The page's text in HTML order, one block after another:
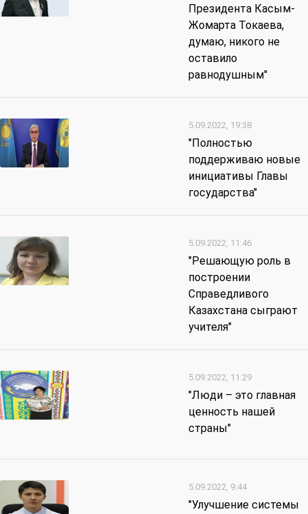
Президента Касым-
Жомарта Токаева,
думаю, никого не
оставило
равнодушным"
5.09.2022, 19:38
"Полностью
поддерживаю новые
инициативы Главы
государства"
5.09.2022, 11:46
"Решающую роль в
построении
Справедливого
Казахстана сыграют
учителя"
5.09.2022, 11:29
"Люди – это главная
ценность нашей
страны"
5.09.2022, 9:44
"Улучшение системы